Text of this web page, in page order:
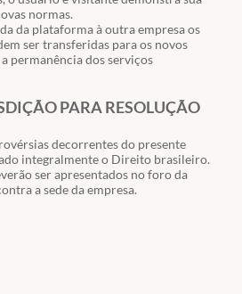
normas.
da plataforma à outra empresa os
ser transferidas para os novos
permanência dos serviços
PARA RESOLUÇÃO
decorrentes do presente
integralmente o Direito brasileiro.
ser apresentados no foro da
a sede da empresa.